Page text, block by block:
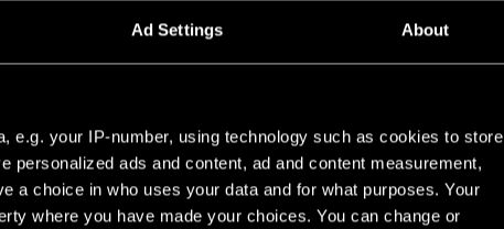
Ad Settings About
e.g. your IP-number, using technology such as cookies to store
personalized ads and content, ad and content measurement,
a choice in who uses your data and for what purposes. Your
where you have made your choices. You can change or
00:31